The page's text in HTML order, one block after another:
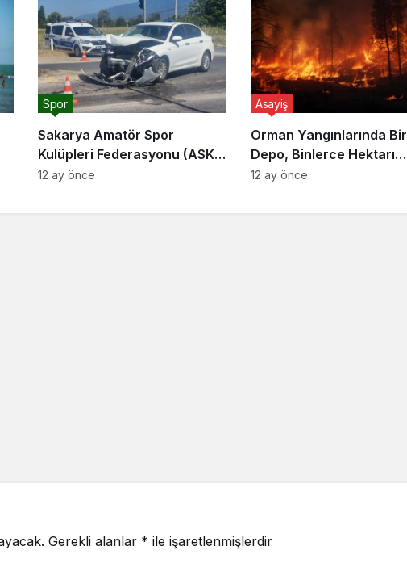
Sakarya Amatör Spor
Kulüpleri Federasyonu (ASKF)
Başkanı Yaşar Zımba,
Spor
12 ay önce
Orman Yangınlarında Bir
Depo, Binlerce Hektarı
Kurtarabilir
Asayiş
12 ay önce
Gerekli alanlar * ile işaretlenmişlerdir